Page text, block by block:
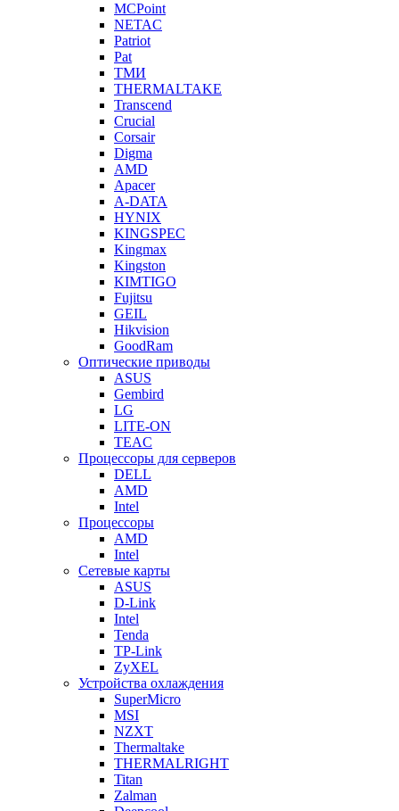
MCPoint
NETAC
Patriot
Pat
ТМИ
THERMALTAKE
Transcend
Crucial
Corsair
Digma
AMD
Apacer
A-DATA
HYNIX
KINGSPEC
Kingmax
Kingston
KIMTIGO
Fujitsu
GEIL
Hikvision
GoodRam
Оптические приводы
ASUS
Gembird
LG
LITE-ON
TEAC
Процессоры для серверов
DELL
AMD
Intel
Процессоры
AMD
Intel
Сетевые карты
ASUS
D-Link
Intel
Tenda
TP-Link
ZyXEL
Устройства охлаждения
SuperMicro
MSI
NZXT
Thermaltake
THERMALRIGHT
Titan
Zalman